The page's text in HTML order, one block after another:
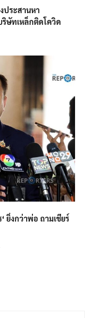
ประสานหา
ษัทเหล็กติดโควิด
ยิ่งกว่าพ่อ ถามเชียร์